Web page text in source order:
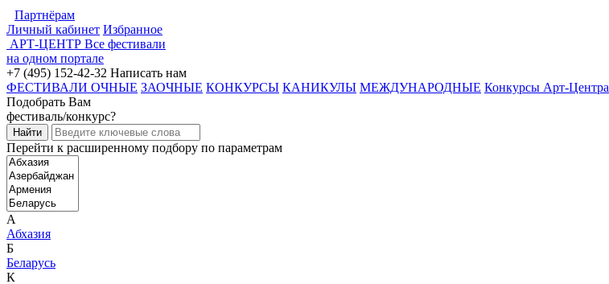
Партнёрам
Личный кабинет Избранное
АРТ-ЦЕНТР Все фестивали
на одном портале
+7 (495) 152-42-32 Написать нам
ФЕСТИВАЛИ ОЧНЫЕ ЗАОЧНЫЕ КОНКУРСЫ КАНИКУЛЫ МЕЖДУНАРОДНЫЕ Конкурсы Арт-Центра
Подобрать Вам
фестиваль/конкурс?
Перейти к расширенному подбору по параметрам
А
Абхазия
Б
Беларусь
К